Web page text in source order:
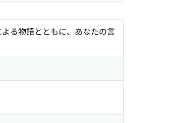
る物語とともに、あなたの言